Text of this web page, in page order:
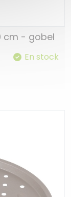
cm - gobel
En stock